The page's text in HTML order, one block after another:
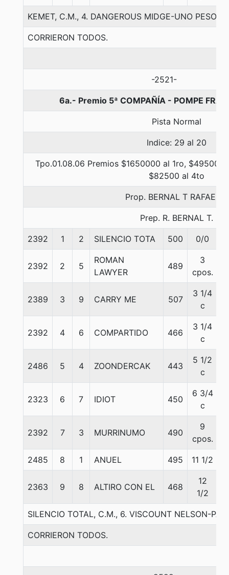
KEMET, C.M., 4. DANGEROUS MIDGE-UNO PESO-
CORRIERON TODOS.
-2521-
6a.- Premio 5ª COMPAÑÍA - POMPE
Pista Normal
Indice: 29 al 20
Tpo.01.08.06 Premios $1650000 al 1ro,
$82500 al 4to
Prop. BERNAL T RAFAEL A
Prep. R. BERNAL T.
2392 1 2 SILENCIO TOTA 500 0/0
2392 2 5
ROMAN
LAWYER
489
3
cpos.
2389 3 9 CARRY ME 507
3 1/4
c
2392 4 6 COMPARTIDO 466
3 1/4
c
2486 5 4 ZOONDERCAK 443
5 1/2
c
2323 6 7 IDIOT 450
6 3/4
c
2392 7 3 MURRINUMO 490
9
cpos.
2485 8 1 ANUEL 495 11 1/2
2363 9 8 ALTIRO CON EL 468
12
1/2
SILENCIO TOTAL, C.M., 6. VISCOUNT NELSON-PA
CORRIERON TODOS.